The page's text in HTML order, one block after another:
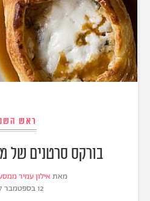
ראש
בורקס סרטנים
מאת אילון עמיר
12 בספטמבר 2017